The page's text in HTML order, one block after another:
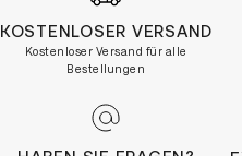
KOSTENLOSER VERSAND
Kostenloser Versand für alle
Bestellungen